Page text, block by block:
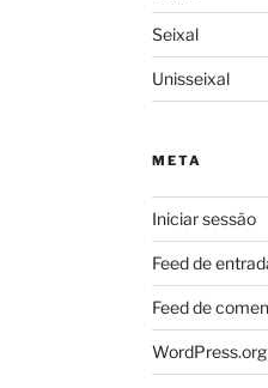
Seixal
Unisseixal
META
Iniciar sessão
Feed de
Feed de
WordPress.org